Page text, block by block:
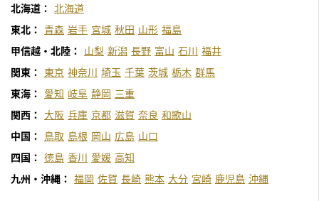
北海道： 北海道
東北： 青森 岩手 宮城 秋田 山形 福島
甲信越・北陸：
山梨 新潟 長野 富山 石川 福井
関東：
東京 神奈川 埼玉 千葉 茨城 栃木 群馬
東海：
愛知 岐阜 静岡 三重
関西： 大阪 兵庫 京都 滋賀 奈良 和歌山
中国：
鳥取 島根 岡山 広島 山口
四国： 徳島 香川 愛媛 高知
九州・沖縄： 福岡 佐賀 長崎 熊本 大分 宮崎 鹿児島 沖縄